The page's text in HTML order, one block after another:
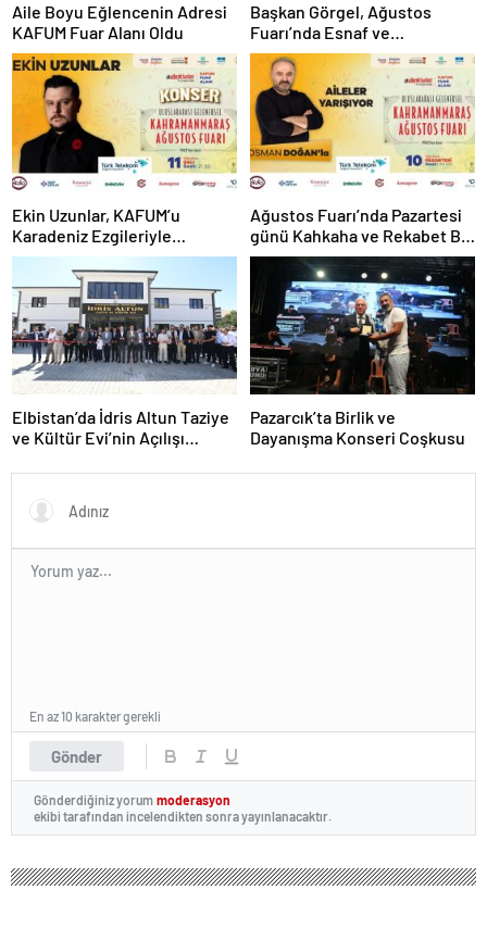
Aile Boyu Eğlencenin Adresi
KAFUM Fuar Alanı Oldu
Başkan Görgel, Ağustos
Fuarı’nda Esnaf ve
Vatandaşlarla Buluştu
Ekin Uzunlar, KAFUM’u
Karadeniz Ezgileriyle
Coşturacak
Ağustos Fuarı’nda Pazartesi
günü Kahkaha ve Rekabet Bir
Arada
Elbistan’da İdris Altun Taziye
ve Kültür Evi’nin Açılışı
Pazarcık’ta Birlik ve
Dayanışma Konseri Coşkusu
Gönder
En az 10 karakter gerekli
Gönderdiğiniz yorum moderasyon
ekibi tarafından incelendikten sonra yayınlanacaktır.